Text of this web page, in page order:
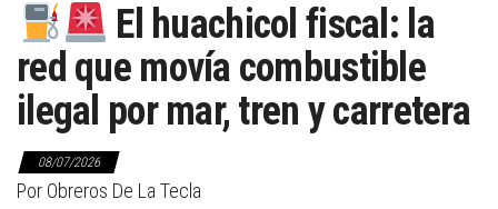
El huachicol fiscal: la
red que movía combustible
ilegal por mar, tren y carretera
08/07/2026
Por Obreros De La Tecla